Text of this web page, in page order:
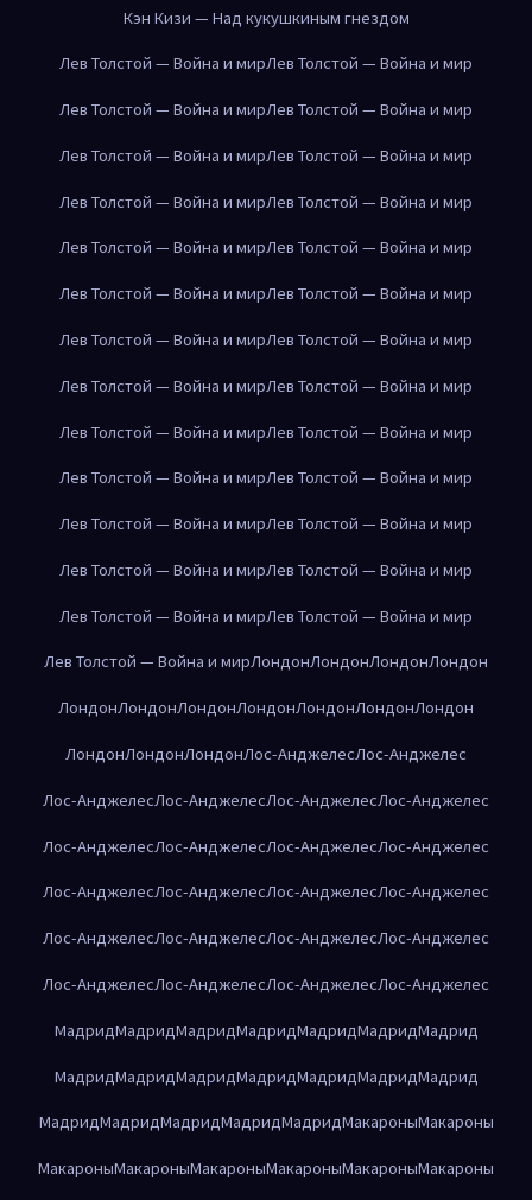
Кэн Кизи — Над кукушкиным гнездом
Лев Толстой — Война и мирЛев Толстой — Война и мир
Лев Толстой — Война и мирЛев Толстой — Война и мир
Лев Толстой — Война и мирЛев Толстой — Война и мир
Лев Толстой — Война и мирЛев Толстой — Война и мир
Лев Толстой — Война и мирЛев Толстой — Война и мир
Лев Толстой — Война и мирЛев Толстой — Война и мир
Лев Толстой — Война и мирЛев Толстой — Война и мир
Лев Толстой — Война и мирЛев Толстой — Война и мир
Лев Толстой — Война и мирЛев Толстой — Война и мир
Лев Толстой — Война и мирЛев Толстой — Война и мир
Лев Толстой — Война и мирЛев Толстой — Война и мир
Лев Толстой — Война и мирЛев Толстой — Война и мир
Лев Толстой — Война и мирЛев Толстой — Война и мир
Лев Толстой — Война и мирЛондонЛондонЛондонЛондон
ЛондонЛондонЛондонЛондонЛондонЛондонЛондон
ЛондонЛондонЛондонЛос-АнджелесЛос-Анджелес
Лос-АнджелесЛос-АнджелесЛос-АнджелесЛос-Анджелес
Лос-АнджелесЛос-АнджелесЛос-АнджелесЛос-Анджелес
Лос-АнджелесЛос-АнджелесЛос-АнджелесЛос-Анджелес
Лос-АнджелесЛос-АнджелесЛос-АнджелесЛос-Анджелес
Лос-АнджелесЛос-АнджелесЛос-АнджелесЛос-Анджелес
МадридМадридМадридМадридМадридМадридМадрид
МадридМадридМадридМадридМадридМадридМадрид
МадридМадридМадридМадридМадридМакароныМакароны
МакароныМакароныМакароныМакароныМакароныМакароны